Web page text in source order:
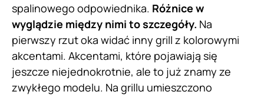
spalinowego odpowiednika. Różnice w
wyglądzie między nimi to szczegóły. Na
pierwszy rzut oka widać inny grill z kolorowymi
akcentami. Akcentami, które pojawiają się
jeszcze niejednokrotnie, ale to już znamy ze
zwykłego modelu. Na grillu umieszczono